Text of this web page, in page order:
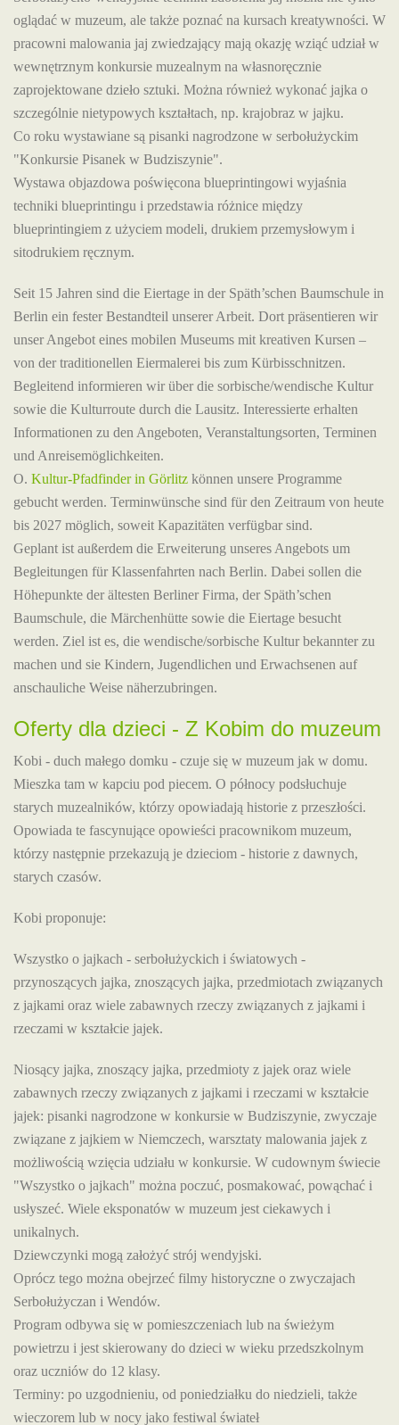
oglądać w muzeum, ale także poznać na kursach kreatywności. W
pracowni malowania jaj zwiedzający mają okazję wziąć udział w
wewnętrznym konkursie muzealnym na własnoręcznie
zaprojektowane dzieło sztuki. Można również wykonać jajka o
szczególnie nietypowych kształtach, np. krajobraz w jajku.
Co roku wystawiane są pisanki nagrodzone w serbołużyckim
"Konkursie Pisanek w Budziszynie".
Wystawa objazdowa poświęcona blueprintingowi wyjaśnia
techniki blueprintingu i przedstawia różnice między
blueprintingiem z użyciem modeli, drukiem przemysłowym i
sitodrukiem ręcznym.
Seit 15 Jahren sind die Eiertage in der Späth’schen Baumschule in
Berlin ein fester Bestandteil unserer Arbeit. Dort präsentieren wir
unser Angebot eines mobilen Museums mit kreativen Kursen –
von der traditionellen Eiermalerei bis zum Kürbisschnitzen.
Begleitend informieren wir über die sorbische/wendische Kultur
sowie die Kulturroute durch die Lausitz. Interessierte erhalten
Informationen zu den Angeboten, Veranstaltungsorten, Terminen
und Anreisemöglichkeiten.
O. Kultur-Pfadfinder in Görlitz können unsere Programme
gebucht werden. Terminwünsche sind für den Zeitraum von heute
bis 2027 möglich, soweit Kapazitäten verfügbar sind.
Geplant ist außerdem die Erweiterung unseres Angebots um
Begleitungen für Klassenfahrten nach Berlin. Dabei sollen die
Höhepunkte der ältesten Berliner Firma, der Späth’schen
Baumschule, die Märchenhütte sowie die Eiertage besucht
werden. Ziel ist es, die wendische/sorbische Kultur bekannter zu
machen und sie Kindern, Jugendlichen und Erwachsenen auf
anschauliche Weise näherzubringen.
Oferty dla dzieci - Z Kobim do muzeum
Kobi - duch małego domku - czuje się w muzeum jak w domu.
Mieszka tam w kapciu pod piecem. O północy podsłuchuje
starych muzealników, którzy opowiadają historie z przeszłości.
Opowiada te fascynujące opowieści pracownikom muzeum,
którzy następnie przekazują je dzieciom - historie z dawnych,
starych czasów.
Kobi proponuje:
Wszystko o jajkach - serbołużyckich i światowych -
przynoszących jajka, znoszących jajka, przedmiotach związanych
z jajkami oraz wiele zabawnych rzeczy związanych z jajkami i
rzeczami w kształcie jajek.
Niosący jajka, znoszący jajka, przedmioty z jajek oraz wiele
zabawnych rzeczy związanych z jajkami i rzeczami w kształcie
jajek: pisanki nagrodzone w konkursie w Budziszynie, zwyczaje
związane z jajkiem w Niemczech, warsztaty malowania jajek z
możliwością wzięcia udziału w konkursie. W cudownym świecie
"Wszystko o jajkach" można poczuć, posmakować, powąchać i
usłyszeć. Wiele eksponatów w muzeum jest ciekawych i
unikalnych.
Dziewczynki mogą założyć strój wendyjski.
Oprócz tego można obejrzeć filmy historyczne o zwyczajach
Serbołużyczan i Wendów.
Program odbywa się w pomieszczeniach lub na świeżym
powietrzu i jest skierowany do dzieci w wieku przedszkolnym
oraz uczniów do 12 klasy.
Terminy: po uzgodnieniu, od poniedziałku do niedzieli, także
wieczorem lub w nocy jako festiwal świateł